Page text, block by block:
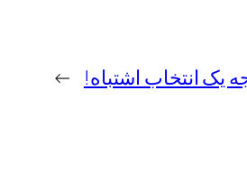
یک انتخاب اشتباه! →